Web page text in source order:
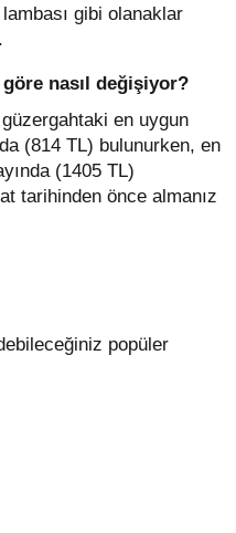
gibi olanaklar
nasıl değişiyor?
en uygun
(814 TL) bulunurken, en
(1405 TL)
tarihinden önce almanız
popüler